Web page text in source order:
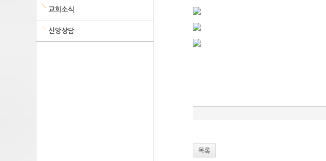
교회소식
신앙상담
목록